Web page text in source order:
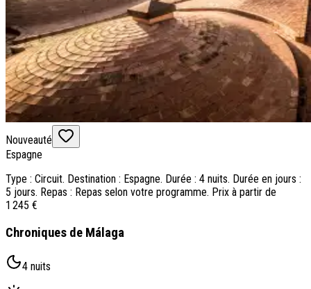
Nouveauté
Espagne
Type : Circuit. Destination : Espagne. Durée : 4 nuits. Durée en jours :
5 jours. Repas : Repas selon votre programme. Prix à partir de
1 245 €
Chroniques de Málaga
4 nuits